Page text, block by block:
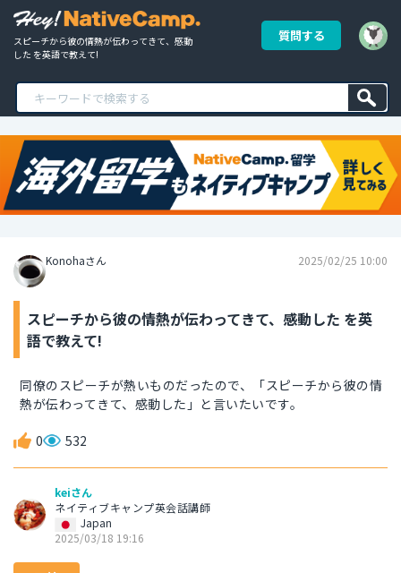
スピーチから彼の情熱が伝わってきて、感動
した を英語で教えて!
質問する
Konohaさん 2025/02/25 10:00
スピーチから彼の情熱が伝わってきて、感動した を英
語で教えて!
同僚のスピーチが熱いものだったので、「スピーチから彼の情
熱が伝わってきて、感動した」と言いたいです。
0 532
keiさん
ネイティブキャンプ英会話講師
Japan
2025/03/18 19:16